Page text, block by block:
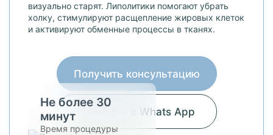
визуально старят. Липолитики помогают убрать
холку, стимулируют расщепление жировых клеток
и активируют обменные процессы в тканях.
Получить консультацию
Написать в Whats App
Не более 30
минут
Время процедуры